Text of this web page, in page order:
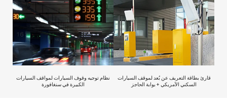
قارئ بطاقة التعريف عن بُعد لموقف السيارات
السكني الأمريكي + بوابة الحاجز
نظام توجيه وقوف السيارات لمواقف السيارات
الكبيرة في سنغافورة